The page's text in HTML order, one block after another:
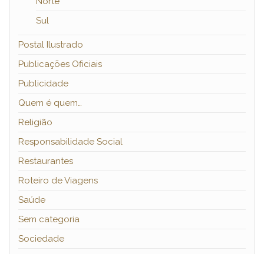
Sul
Postal Ilustrado
Publicações Oficiais
Publicidade
Quem é quem…
Religião
Responsabilidade Social
Restaurantes
Roteiro de Viagens
Saúde
Sem categoria
Sociedade